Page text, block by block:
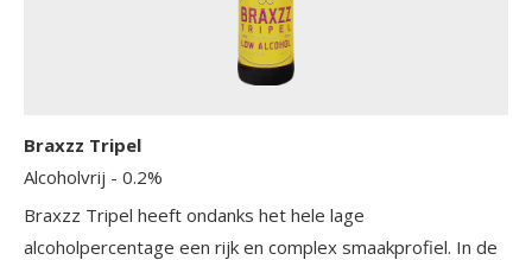
Braxzz Tripel
Alcoholvrij - 0.2%
Braxzz Tripel heeft ondanks het hele lage
alcoholpercentage een rijk en complex smaakprofiel. In de